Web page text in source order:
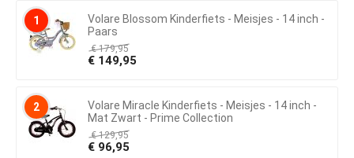
1
Volare Blossom Kinderfiets - Meisjes - 14 inch -
Paars
€179,95
€ 149,95
2
Volare Miracle Kinderfiets - Meisjes - 14 inch -
Mat Zwart - Prime Collection
€129,95
€ 96,95